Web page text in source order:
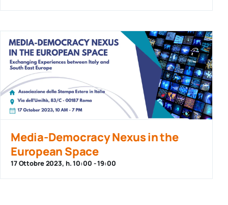
Media-Democracy Nexus in the
European Space
17 Ottobre 2023, h. 10:00 -19:00